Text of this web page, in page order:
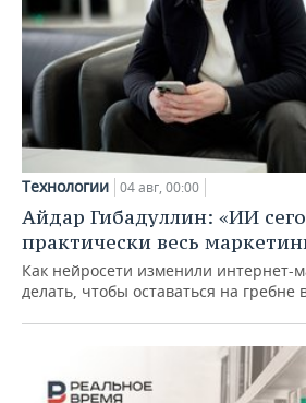
Технологии 04 авг, 00:00
Айдар Гибадуллин: «ИИ
практически весь
Как нейросети изменили интернет-
делать, чтобы оставаться на гребне